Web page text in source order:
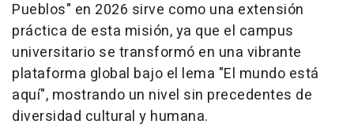
Pueblos" en 2026 sirve como una extensión
práctica de esta misión, ya que el campus
universitario se transformó en una vibrante
plataforma global bajo el lema "El mundo está
aquí", mostrando un nivel sin precedentes de
diversidad cultural y humana.